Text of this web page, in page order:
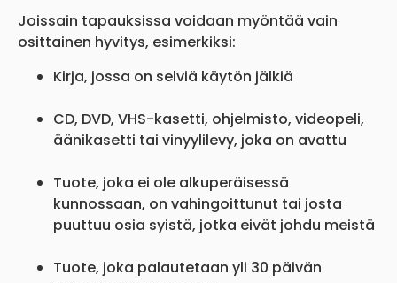
Joissain tapauksissa voidaan myöntää vain
osittainen hyvitys, esimerkiksi:
Kirja, jossa on selviä käytön jälkiä
CD, DVD, VHS-kasetti, ohjelmisto, videopeli,
äänikasetti tai vinyylilevy, joka on avattu
Tuote, joka ei ole alkuperäisessä
kunnossaan, on vahingoittunut tai josta
puuttuu osia syistä, jotka eivät johdu meistä
Tuote, joka palautetaan yli 30 päivän